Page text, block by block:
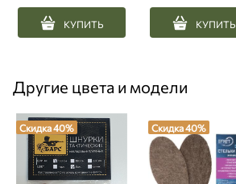
КУПИТЬ КУПИТЬ
Другие цвета и модели
Скидка 40% Скидка 40%